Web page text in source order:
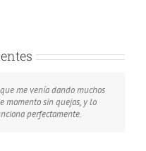
me venía dando muchos
momento sin quejas, y lo
perfectamente.
to recommend it to every
company.
para almacenar carne y
salvaron de un apuro.